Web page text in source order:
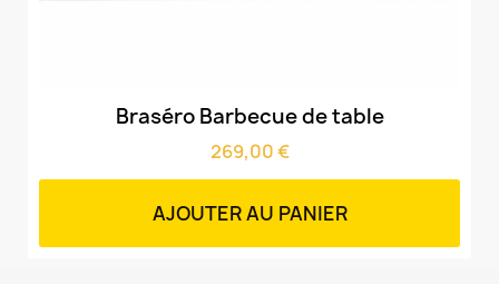
Aperçu rapide
Braséro Barbecue de table
269,00 €
AJOUTER AU PANIER